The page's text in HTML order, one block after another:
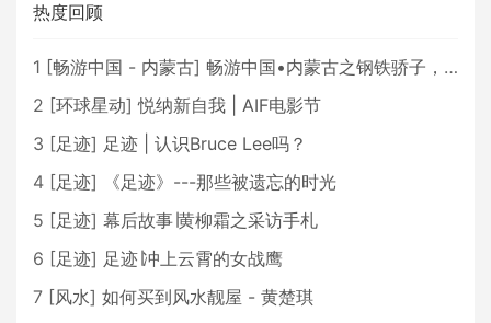
热度回顾
1 [畅游中国 - 内蒙古] 畅游中国•内蒙古之钢铁骄子，魅力包头
2 [环球星动] 悦纳新自我 | AIF电影节
3 [足迹] 足迹 | 认识Bruce Lee吗？
4 [足迹]
《足迹》---那些被遗忘的时光
5 [足迹] 幕后故事∣黄柳霜之采访手札
6 [足迹] 足迹∣冲上云霄的女战鹰
7 [风水] 如何买到风水靓屋 - 黄楚琪